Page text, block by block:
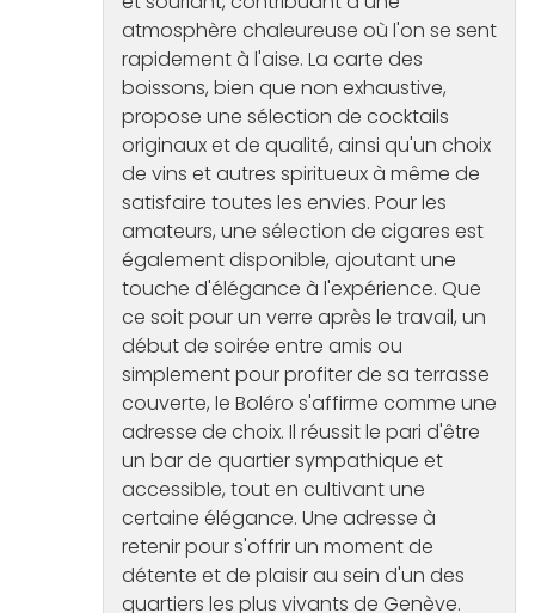
atmosphère chaleureuse où l'on se sent
rapidement à l'aise. La carte des
boissons, bien que non exhaustive,
propose une sélection de cocktails
originaux et de qualité, ainsi qu'un choix
de vins et autres spiritueux à même de
satisfaire toutes les envies. Pour les
amateurs, une sélection de cigares est
également disponible, ajoutant une
touche d'élégance à l'expérience. Que
ce soit pour un verre après le travail, un
début de soirée entre amis ou
simplement pour profiter de sa terrasse
couverte, le Boléro s'affirme comme une
adresse de choix. Il réussit le pari d'être
un bar de quartier sympathique et
accessible, tout en cultivant une
certaine élégance. Une adresse à
retenir pour s'offrir un moment de
détente et de plaisir au sein d'un des
quartiers les plus vivants de Genève.